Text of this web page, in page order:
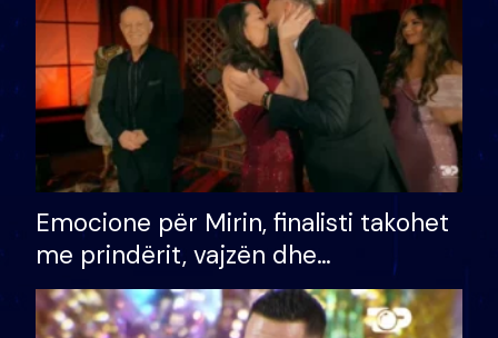
Emocione për Mirin, finalisti takohet
me prindërit, vajzën dhe
bashkëshorten: S’kemi ndonjë letër
divorci apo jo?